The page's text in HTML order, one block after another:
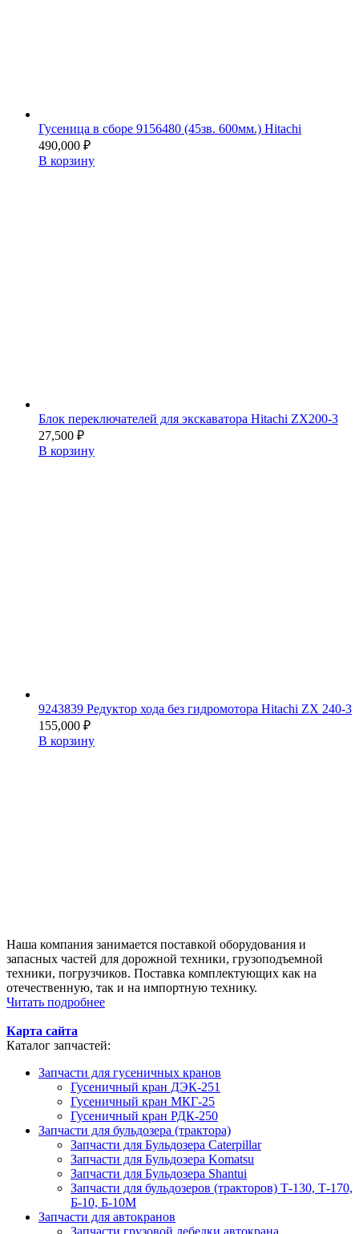
Гусеница в сборе 9156480 (45зв. 600мм.) Hitachi
490,000 ₽
В корзину
Блок переключателей для экскаватора Hitachi ZX200-3
27,500 ₽
В корзину
9243839 Редуктор хода без гидромотора Hitachi ZX 240-3
155,000 ₽
В корзину
Наша компания занимается поставкой оборудования и
запасных частей для дорожной техники, грузоподъемной
техники, погрузчиков. Поставка комплектующих как на
отечественную, так и на импортную технику.
Читать подробнее
Карта сайта
Каталог запчастей:
Запчасти для гусеничных кранов
Гусеничный кран ДЭК-251
Гусеничный кран МКГ-25
Гусеничный кран РДК-250
Запчасти для бульдозера (трактора)
Запчасти для Бульдозера Caterpillar
Запчасти для Бульдозера Komatsu
Запчасти для Бульдозера Shantui
Запчасти для бульдозеров (тракторов) Т-130, Т-170,
Б-10, Б-10М
Запчасти для автокранов
Запчасти грузовой лебедки автокрана